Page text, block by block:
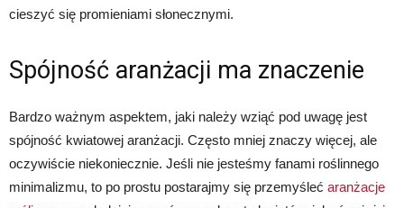
cieszyć się promieniami słonecznymi.
Spójność aranżacji ma znaczenie
Bardzo ważnym aspektem, jaki należy wziąć pod uwagę jest
spójność kwiatowej aranżacji. Często mniej znaczy więcej, ale
oczywiście niekoniecznie. Jeśli nie jesteśmy fanami roślinnego
minimalizmu, to po prostu postarajmy się przemyśleć aranżacje